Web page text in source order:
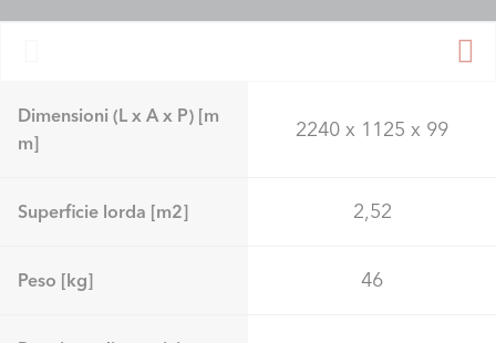
Dimensioni (L x A x P) [m
m]
2240 x 1125 x 99
Superficie lorda [m2] 2,52
Peso [kg] 46